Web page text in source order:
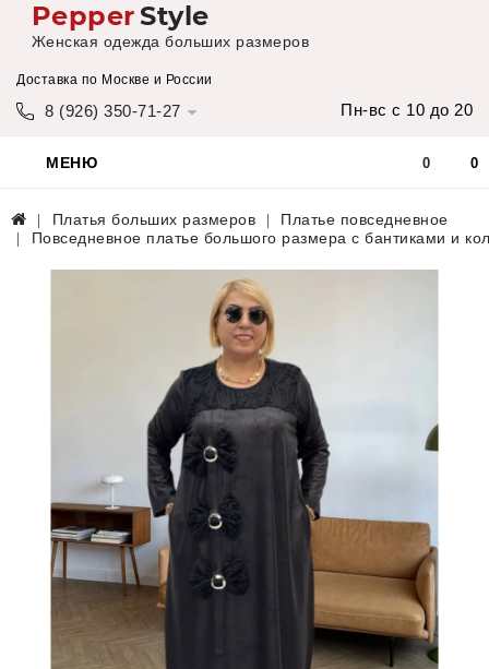
Pepper Style
Женская одежда больших размеров
Доставка по Москве и России
8 (926) 350-71-27 Пн-вс с 10 до 20
МЕНЮ 0 0
Платья больших размеров
Платье повседневное
Повседневное платье большого размера с бантиками и